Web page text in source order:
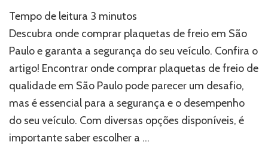
onde
comprar
de
freio:
conheça
a
Lufaed
Tempo de leitura 3 minutos
Descubra onde comprar plaquetas de freio em São
Paulo e garanta a segurança do seu veículo. Confira o
artigo! Encontrar onde comprar plaquetas de freio de
qualidade em São Paulo pode parecer um desafio,
mas é essencial para a segurança e o desempenho
do seu veículo. Com diversas opções disponíveis, é
importante saber escolher a …